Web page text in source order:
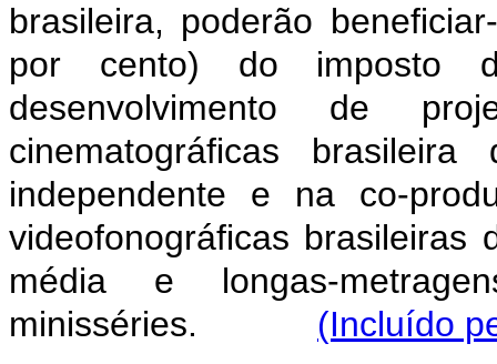
brasileira, poderão
por cento) do imposto
desenvolvimento de
cinematográficas
independente e na co-
videofonográficas brasileiras
média e longas-
minisséries. (Incluído